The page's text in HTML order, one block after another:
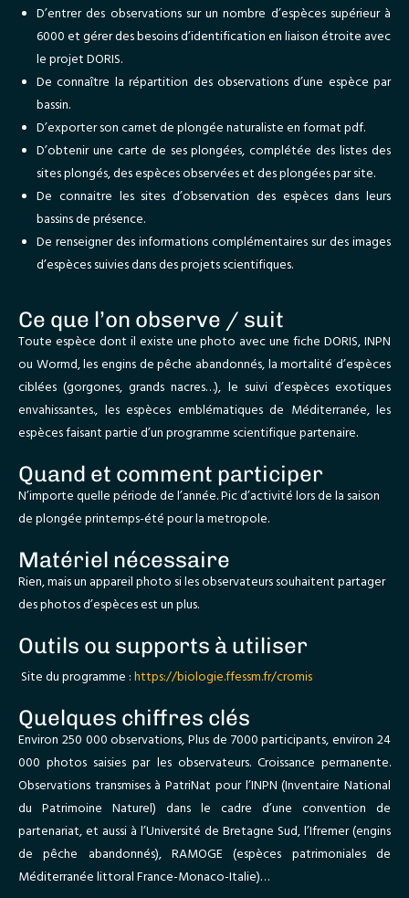
D’entrer des observations sur un nombre d’espèces supérieur à
6000 et gérer des besoins d’identification en liaison étroite avec
le projet DORIS.
De connaître la répartition des observations d’une espèce par
bassin.
D’exporter son carnet de plongée naturaliste en format pdf.
D’obtenir une carte de ses plongées, complétée des listes des
sites plongés, des espèces observées et des plongées par site.
De connaitre les sites d’observation des espèces dans leurs
bassins de présence.
De renseigner des informations complémentaires sur des images
d’espèces suivies dans des projets scientifiques.
Ce que l’on observe / suit
Toute espèce dont il existe une photo avec une fiche DORIS, INPN
ou Wormd, les engins de pêche abandonnés, la mortalité d’espèces
ciblées (gorgones, grands nacres…), le suivi d’espèces exotiques
envahissantes., les espèces emblématiques de Méditerranée, les
espèces faisant partie d’un programme scientifique partenaire.
Quand et comment participer
N’importe quelle période de l’année. Pic d’activité lors de la saison
de plongée printemps-été pour la metropole.
Matériel nécessaire
Rien, mais un appareil photo si les observateurs souhaitent partager
des photos d’espèces est un plus.
Outils ou supports à utiliser
Site du programme : https://biologie.ffessm.fr/cromis
Quelques chiffres clés
Environ 250 000 observations, Plus de 7000 participants, environ 24
000 photos saisies par les observateurs. Croissance permanente.
Observations transmises à PatriNat pour l’INPN (Inventaire National
du Patrimoine Naturel) dans le cadre d’une convention de
partenariat, et aussi à l’Université de Bretagne Sud, l’Ifremer (engins
de pêche abandonnés), RAMOGE (espèces patrimoniales de
Méditerranée littoral France-Monaco-Italie)…